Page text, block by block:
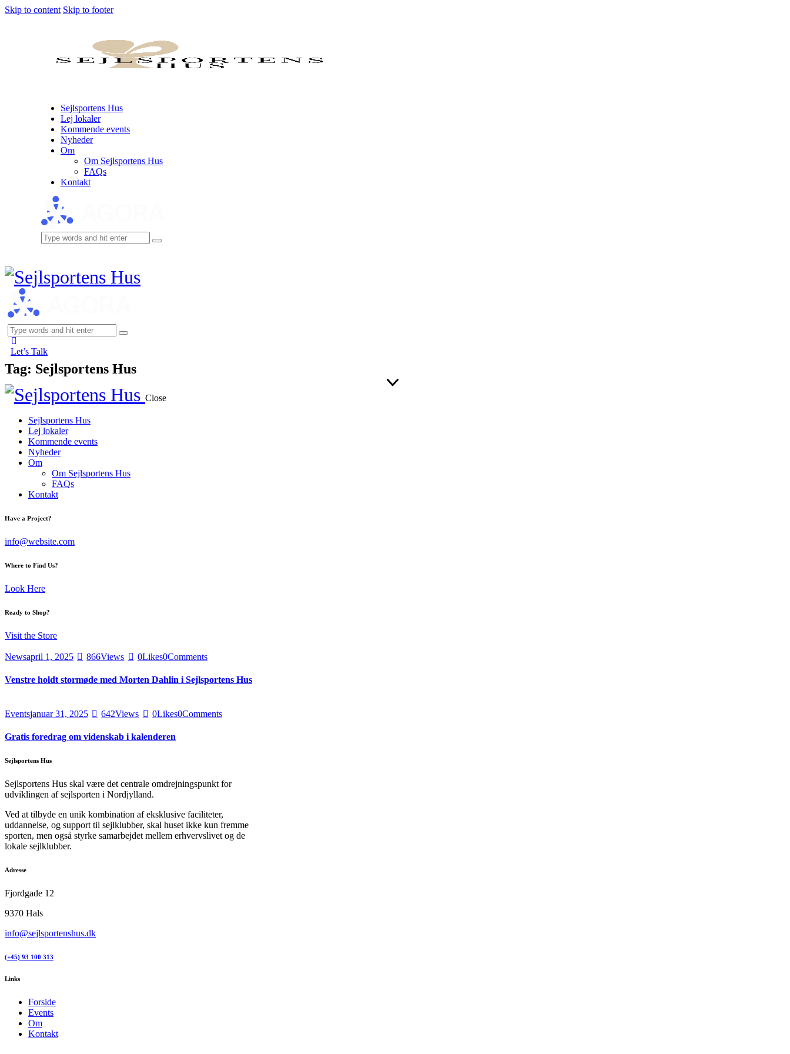
Skip to content Skip to footer
Sejlsportens Hus
Lej lokaler
Kommende events
Nyheder
Om
Om Sejlsportens Hus
FAQs
Kontakt
Let’s Talk
Tag: Sejlsportens Hus
Close
Sejlsportens Hus
Lej lokaler
Kommende events
Nyheder
Om
Om Sejlsportens Hus
FAQs
Kontakt
Have a Project?
info@website.com
Where to Find Us?
Look Here
Ready to Shop?
Visit the Store
Newsapril 1, 2025 866Views 0Likes0Comments
Venstre holdt stormøde med Morten Dahlin i Sejlsportens Hus
Eventsjanuar 31, 2025 642Views 0Likes0Comments
Gratis foredrag om videnskab i kalenderen
Sejlsportens Hus
Sejlsportens Hus skal være det centrale omdrejningspunkt for
udviklingen af sejlsporten i Nordjylland.
Ved at tilbyde en unik kombination af eksklusive faciliteter,
uddannelse, og support til sejlklubber, skal huset ikke kun fremme
sporten, men også styrke samarbejdet mellem erhvervslivet og de
lokale sejlklubber.
Adresse
Fjordgade 12
9370 Hals
info@sejlsportenshus.dk
(+45) 93 100 313
Links
Forside
Events
Om
Kontakt